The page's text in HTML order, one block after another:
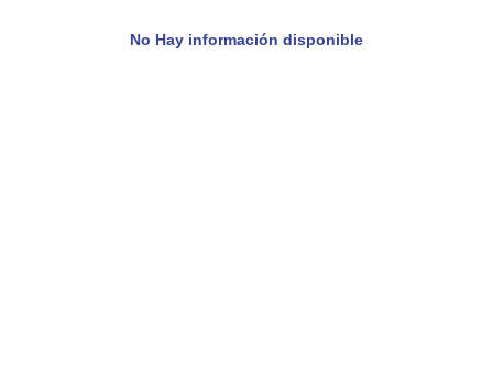
No Hay información disponible